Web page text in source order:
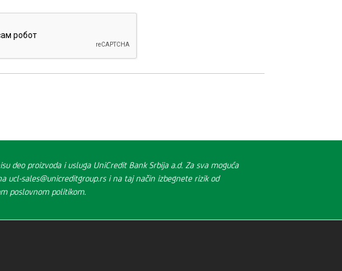
deo proizvoda i usluga UniCredit Bank Srbija a.d. Za sva moguća
sales@unicreditgroup.rs i na taj način izbegnete rizik od
poslovnom politikom.